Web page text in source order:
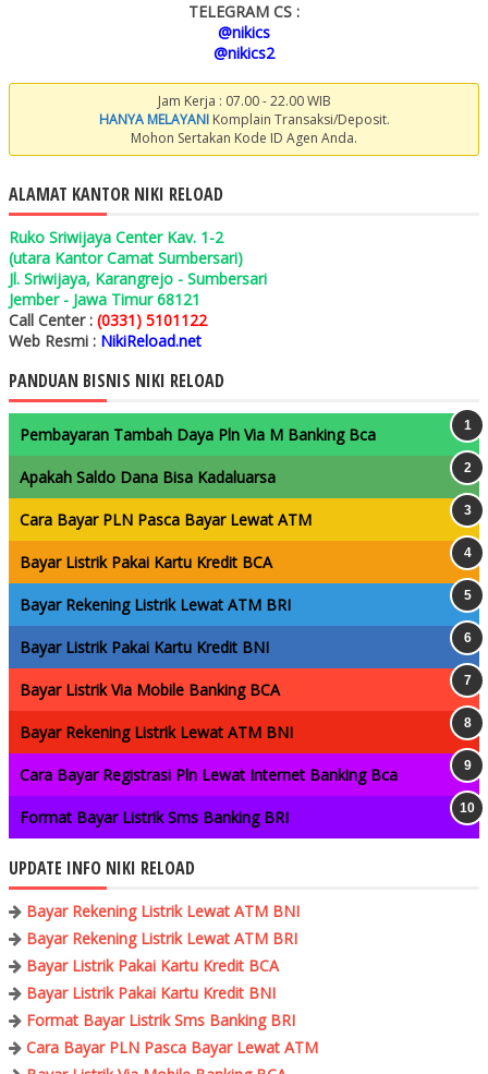
TELEGRAM CS :
@nikics
@nikics2
Jam Kerja : 07.00 - 22.00 WIB
HANYA MELAYANIKomplain Transaksi/Deposit.
Mohon Sertakan Kode ID Agen Anda.
ALAMAT KANTOR NIKI RELOAD
Ruko Sriwijaya Center Kav. 1-2
(utara Kantor Camat Sumbersari)
Jl. Sriwijaya, Karangrejo - Sumbersari
Jember - Jawa Timur 68121
Call Center : (0331) 5101122
Web Resmi : NikiReload.net
PANDUAN BISNIS NIKI RELOAD
Pembayaran Tambah Daya Pln Via M Banking Bca
Apakah Saldo Dana Bisa Kadaluarsa
Cara Bayar PLN Pasca Bayar Lewat ATM
Bayar Listrik Pakai Kartu Kredit BCA
Bayar Rekening Listrik Lewat ATM BRI
Bayar Listrik Pakai Kartu Kredit BNI
Bayar Listrik Via Mobile Banking BCA
Bayar Rekening Listrik Lewat ATM BNI
Cara Bayar Registrasi Pln Lewat Internet Banking Bca
Format Bayar Listrik Sms Banking BRI
UPDATE INFO NIKI RELOAD
Bayar Rekening Listrik Lewat ATM BNI
Bayar Rekening Listrik Lewat ATM BRI
Bayar Listrik Pakai Kartu Kredit BCA
Bayar Listrik Pakai Kartu Kredit BNI
Format Bayar Listrik Sms Banking BRI
Cara Bayar PLN Pasca Bayar Lewat ATM